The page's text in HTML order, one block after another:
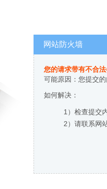
网站防火墙
您的请求带有不合
可能原因：您提交
如何解决：
1）检查提交
2）请联系网